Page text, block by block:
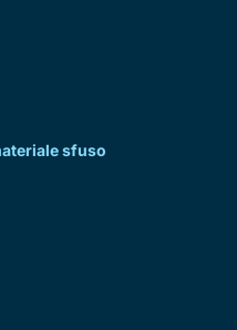
sfuso